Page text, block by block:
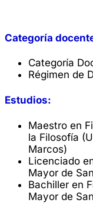
Categoría
Categoría
Régimen de
Estudios:
Maestro en
la Filosofía
Marcos)
Licenciado
Mayor de
Bachiller en
Mayor de